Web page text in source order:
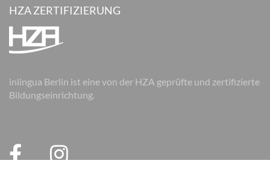
HZA ZERTIFIZIERUNG
inlingua Berlin ist eine von der HZA geprüfte und zertifizierte
Bildungseinrichtung.